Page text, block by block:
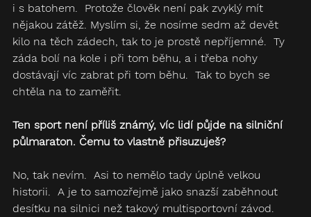
i s batohem.  Protože člověk není pak zvyklý mít
nějakou zátěž. Myslím si, že nosíme sedm až devět
kilo na těch zádech, tak to je prostě nepříjemné.  Ty
záda bolí na kole i při tom běhu, a i třeba nohy
dostávají víc zabrat při tom běhu.  Tak to bych se
chtěla na to zaměřit.
Ten sport není příliš známý, víc lidí půjde na silniční
půlmaraton. Čemu to vlastně přisuzuješ?
No, tak nevím.  Asi to nemělo tady úplně velkou
historii.  A je to samozřejmě jako snazší zaběhnout
desítku na silnici než takový multisportovní závod.